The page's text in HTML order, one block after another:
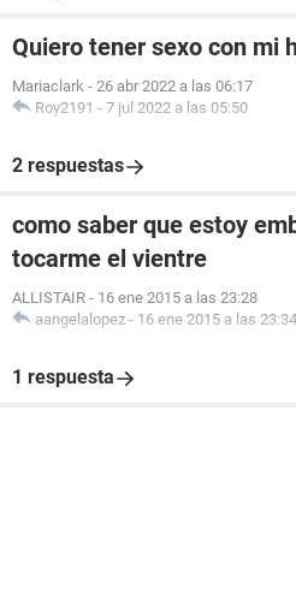
Quiero tener sexo con mi
Mariaclark - 26 abr 2022 a las 06:17
Roy2191 - 7 jul 2022 a las 05:50
2 respuestas
como saber que estoy
tocarme el vientre
ALLISTAIR - 16 ene 2015 a las 23:28
aangelalopez - 16 ene 2015 a las 23:34
1 respuesta